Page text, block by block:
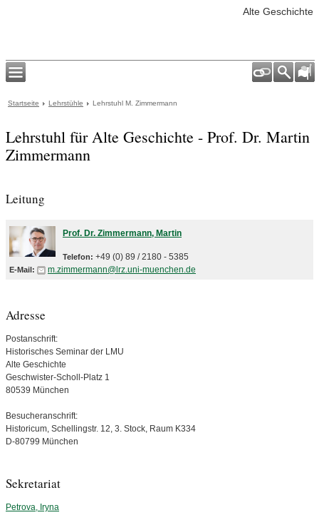
Alte Geschichte
Startseite Lehrstühle Lehrstuhl M. Zimmermann
Lehrstuhl für Alte Geschichte - Prof. Dr. Martin
Zimmermann
Leitung
Prof. Dr. Zimmermann, Martin
Telefon: +49 (0) 89 / 2180 - 5385
E-Mail: m.zimmermann@lrz.uni-muenchen.de
Adresse
Postanschrift:
Historisches Seminar der LMU
Alte Geschichte
Geschwister-Scholl-Platz 1
80539 München
Besucheranschrift:
Historicum, Schellingstr. 12, 3. Stock, Raum K334
D-80799 München
Sekretariat
Petrova, Iryna